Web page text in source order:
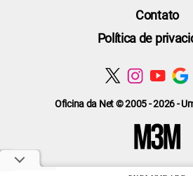
Oficina da Net © 2005 - 2026 -
Contato
Política de